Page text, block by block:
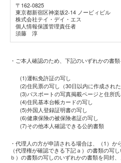
〒162-0825
東京都新宿区神楽坂2-14 ノービィビル
株式会社テイ・デイ・エス
個人情報保護管理責任者
須藤 淳
・ご本人確認のため、下記のいずれかの書
(1)運転免許証の写し
(2)住民票の写し（30日以内に作成された
(3)パスポートの写真掲載ページと住所
(4)住民基本台帳カードの写し
(5)外国人登録証明書の写し
(6)健康保険の被保険者証の写し
(7)その他本人確認できる公的書類
・代理人の方が申請される場合は、（1）
（代理権が確認できる下記ａ）の書類の写
ｂ）の書類の写しのいずれかの書類を同封、